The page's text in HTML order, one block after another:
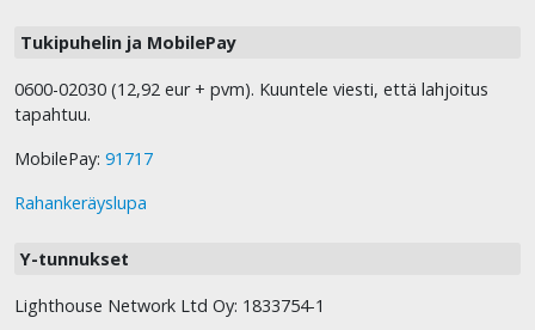
Tukipuhelin ja MobilePay
0600-02030 (12,92 eur + pvm). Kuuntele viesti, että lahjoitus
tapahtuu.
MobilePay: 91717
Rahankeräyslupa
Y-tunnukset
Lighthouse Network Ltd Oy: 1833754-1